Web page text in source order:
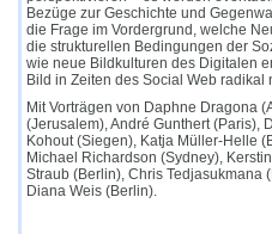
Bezüge zur Geschichte und
die Frage im Vordergrund, welche
die strukturellen Bedingungen der
wie neue Bildkulturen des Digitalen
Bild in Zeiten des Social Web radikal
Mit Vorträgen von Daphne Dragona
(Jerusalem), André Gunthert (Paris),
Kohout (Siegen), Katja Müller-Helle
Michael Richardson (Sydney),
Straub (Berlin), Chris Tedjasukmana
Diana Weis (Berlin).